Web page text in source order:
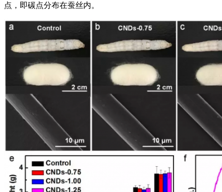
点，即碳点分布在蚕丝内。